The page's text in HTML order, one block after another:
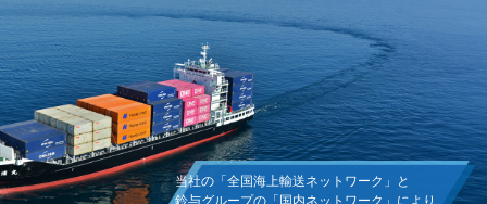
当社の「全国海上輸送ネットワーク」と
鈴与グループの「国内ネットワーク」により、